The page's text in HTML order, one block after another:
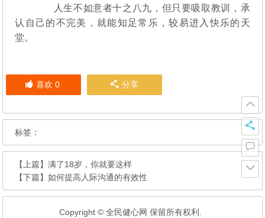
人生不如意者十之八九，但只要吸取教训，承
认自己的不完美，就能知足常乐，较易进入快乐的天
堂。
喜欢 0 分享
标签：
【上篇】满了18岁，你就要这样
【下篇】如何提高人际沟通的有效性
Copyright © 全民健心网 保留所有权利.